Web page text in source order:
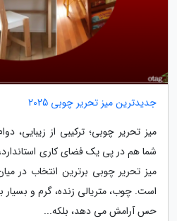
جدیدترین میز تحریر چوبی 2025
میز تحریر چوبی؛ ترکیبی از زیبایی،
شما هم در پی یک فضای کاری
میز تحریر چوبی برترین انتخاب در
است. چوب، متریالی زنده، گرم و بسیار
حس آرامش می دهد، بلکه...